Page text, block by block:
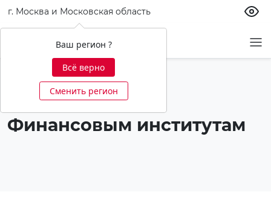
г. Москва и Московская область
Финансовым институтам
Ваш регион ?
Всё верно
Сменить регион